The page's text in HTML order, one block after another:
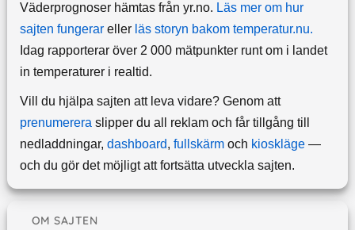
Väderprognoser hämtas från yr.no. Läs mer om hur
sajten fungerareller läs storyn bakom temperatur.nu.
Idag rapporterar över 2 000 mätpunkter runt om i landet
in temperaturer i realtid.
Vill du hjälpa sajten att leva vidare? Genom att
prenumereraslipper du all reklam och får tillgång till
nedladdningar, dashboard, fullskärmoch kioskläge—
och du gör det möjligt att fortsätta utveckla sajten.
OM SAJTEN